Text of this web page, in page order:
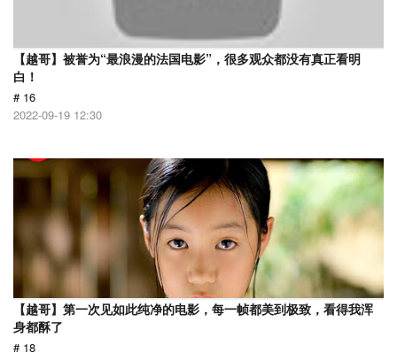
【越哥】被誉为“最浪漫的法国电影”，很多观众都没有真正看明
白！
# 16
2022-09-19 12:30
【越哥】第一次见如此纯净的电影，每一帧都美到极致，看得我浑
身都酥了
# 18